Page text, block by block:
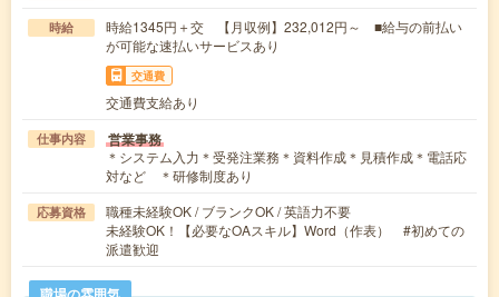
時給
時給1345円＋交 【月収例】232,012円～ ■給与の前払い
が可能な速払いサービスあり
交通費
交通費支給あり
仕事内容 営業事務
＊システム入力＊受発注業務＊資料作成＊見積作成＊電話応
対など ＊研修制度あり
応募資格
職種未経験OK / ブランクOK / 英語力不要
未経験OK！【必要なOAスキル】Word（作表） #初めての
派遣歓迎